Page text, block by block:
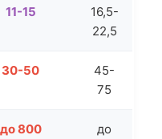
11-15
16,5-
22,5
30-50
45-
75
до 800
до